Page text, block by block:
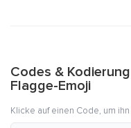
Codes &
Flagge-Emoji
Klicke auf einen Code, um